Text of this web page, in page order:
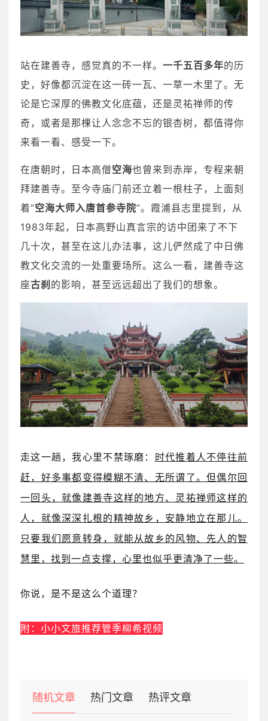
站在建善寺，感觉真的不一样。 一千五百多年的历
史，好像都沉淀在这一砖一瓦、一草一木里了。无
论是它深厚的佛教文化底蕴，还是灵祐禅师的传
奇，或者是那棵让人念念不忘的银杏树，都值得你
来看一看、感受一下。
在唐朝时，日本高僧空海也曾来到赤岸，专程来朝
拜建善寺。至今寺庙门前还立着一根柱子，上面刻
着“空海大师入唐首参寺院”。霞浦县志里提到，从
1983年起，日本高野山真言宗的访中团来了不下
几十次，甚至在这儿办法事，这儿俨然成了中日佛
教文化交流的一处重要场所。这么一看，建善寺这
座古刹 的影响，甚至远远超出了我们的想象。
走这一趟，我心里不禁琢磨： 时代推着人不停往前
赶，好多事都变得模糊不清、无所谓了。但偶尔回
一回头，就像建善寺这样的地方、灵祐禅师这样的
人，就像深深扎根的精神故乡，安静地立在那儿。
只要我们愿意转身，就能从故乡的风物、先人的智
慧里，找到一点支撑，心里也似乎更清净了一些。
你说，是不是这么个道理？
附：小小文旅推荐管季柳希视频
随机文章 热门文章 热评文章